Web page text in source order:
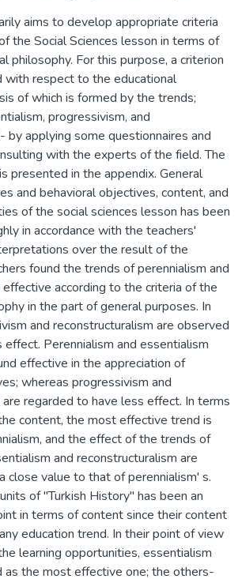
aims to develop appropriate criteria
the Social Sciences lesson in terms of
philosophy. For this purpose, a criterion
with respect to the educational
of which is formed by the trends;
progressivism, and
by applying some questionnaires and
with the experts of the field. The
presented in the appendix. General
and behavioral objectives, content, and
of the social sciences lesson has been
in accordance with the teachers'
over the result of the
found the trends of perennialism and
according to the criteria of the
in the part of general purposes. In
and reconstructuralism are observed
Perennialism and essentialism
effective in the appreciation of
whereas progressivism and
regarded to have less effect. In terms
content, the most effective trend is
and the effect of the trends of
and reconstructuralism are
close value to that of perennialism' s.
of "Turkish History" has been an
in terms of content since their content
education trend. In their point of view
learning opportunities, essentialism
as the most effective one; the others-